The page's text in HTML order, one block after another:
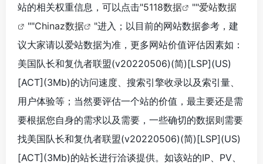
站的相关权重信息，可以点击"5118数据 ""爱站数据
""Chinaz数据
"进入；以目前的网站数据参考，建
议大家请以爱站数据为准，更多网站价值评估因素如：
美国队长和复仇者联盟(v20220506)(简)[LSP](US)
[ACT](3Mb)的访问速度、搜索引擎收录以及索引量、
用户体验等；当然要评估一个站的价值，最主要还是需
要根据您自身的需求以及需要，一些确切的数据则需要
找美国队长和复仇者联盟(v20220506)(简)[LSP](US)
[ACT](3Mb)的站长进行洽谈提供。如该站的IP、PV、